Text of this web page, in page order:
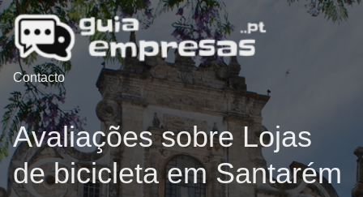
Contacto
Avaliações sobre Lojas
de bicicleta em Santarém